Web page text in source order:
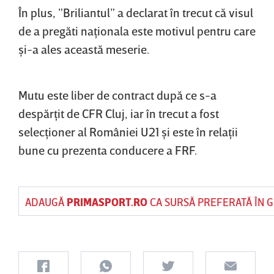
În plus, ”Briliantul” a declarat în trecut că visul
de a pregăti naţionala este motivul pentru care
şi-a ales această meserie.
Mutu este liber de contract după ce s-a
despărţit de CFR Cluj, iar în trecut a fost
selecţioner al României U21 şi este în relaţii
bune cu prezenta conducere a FRF.
ADAUGĂ PRIMASPORT.ROCA SURSĂ PREFERATĂ ÎN